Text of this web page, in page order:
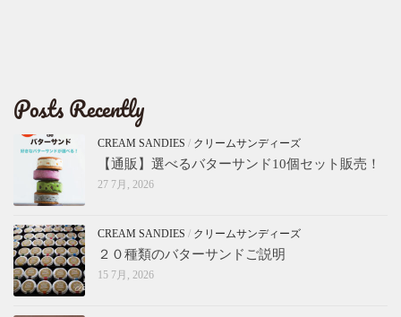
Posts Recently
CREAM SANDIES / クリームサンディーズ
【通販】選べるバターサンド10個セット販売！
27 7月, 2026
CREAM SANDIES / クリームサンディーズ
２０種類のバターサンドご説明
15 7月, 2026